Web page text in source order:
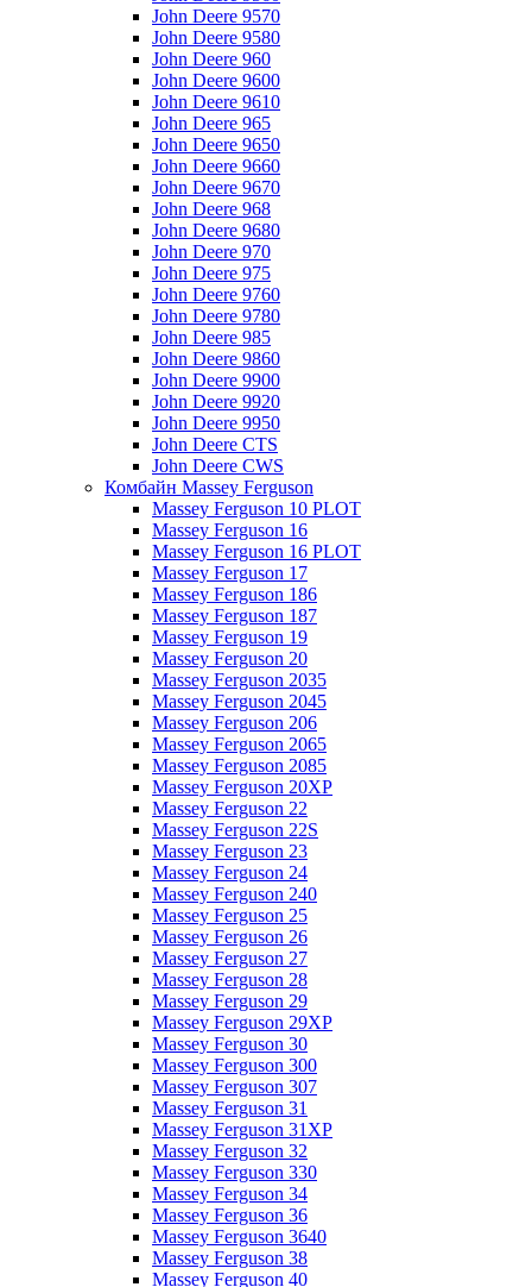
John Deere 9570
John Deere 9580
John Deere 960
John Deere 9600
John Deere 9610
John Deere 965
John Deere 9650
John Deere 9660
John Deere 9670
John Deere 968
John Deere 9680
John Deere 970
John Deere 975
John Deere 9760
John Deere 9780
John Deere 985
John Deere 9860
John Deere 9900
John Deere 9920
John Deere 9950
John Deere CTS
John Deere CWS
Комбайн Massey Ferguson
Massey Ferguson 10 PLOT
Massey Ferguson 16
Massey Ferguson 16 PLOT
Massey Ferguson 17
Massey Ferguson 186
Massey Ferguson 187
Massey Ferguson 19
Massey Ferguson 20
Massey Ferguson 2035
Massey Ferguson 2045
Massey Ferguson 206
Massey Ferguson 2065
Massey Ferguson 2085
Massey Ferguson 20XP
Massey Ferguson 22
Massey Ferguson 22S
Massey Ferguson 23
Massey Ferguson 24
Massey Ferguson 240
Massey Ferguson 25
Massey Ferguson 26
Massey Ferguson 27
Massey Ferguson 28
Massey Ferguson 29
Massey Ferguson 29XP
Massey Ferguson 30
Massey Ferguson 300
Massey Ferguson 307
Massey Ferguson 31
Massey Ferguson 31XP
Massey Ferguson 32
Massey Ferguson 330
Massey Ferguson 34
Massey Ferguson 36
Massey Ferguson 3640
Massey Ferguson 38
Massey Ferguson 40